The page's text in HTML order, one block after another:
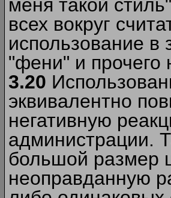
меня такой
всех вокруг
использование в
"фени" и
3.20
эквивалентно
негативную
администрации.
большой размер
неоправданную